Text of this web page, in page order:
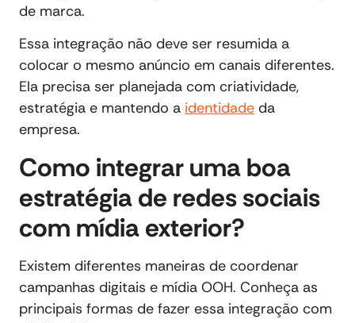
de marca.
Essa integração não deve ser resumida a
colocar o mesmo anúncio em canais diferentes.
Ela precisa ser planejada com criatividade,
estratégia e mantendo a identidade da
empresa.
Como integrar uma boa
estratégia de redes sociais
com mídia exterior?
Existem diferentes maneiras de coordenar
campanhas digitais e mídia OOH. Conheça as
principais formas de fazer essa integração com